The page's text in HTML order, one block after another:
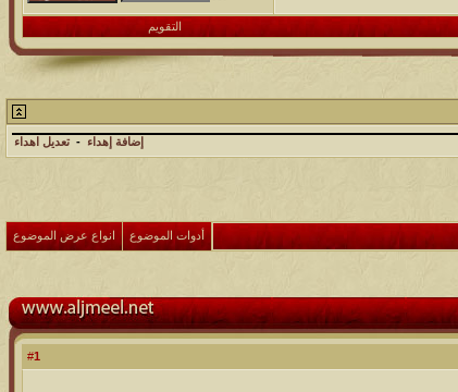
التقويم
إضافة إهداء - تعديل اهداء
أدوات الموضوع انواع عرض الموضوع
1